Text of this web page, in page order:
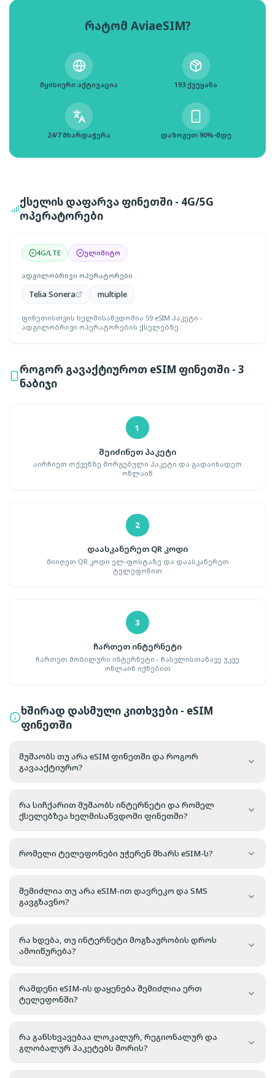
რატომ AviaeSIM?
მყისიერი აქტივაცია 193 ქვეყანა
24/7 მხარდაჭერა დაზოგეთ 90%-მდე
ქსელის დაფარვა ფინეთში - 4G/5G
ოპერატორები
4G/LTE ულიმიტო
ადგილობრივი ოპერატორები
Telia Sonera multiple
ფინეთისთვის ხელმისაწვდომია 59 eSIM პაკეტი -
ადგილობრივი ოპერატორების ქსელებზე.
როგორ გავაქტიუროთ eSIM ფინეთში - 3
ნაბიჯი
1
შეიძინეთ პაკეტი
აირჩიეთ თქვენზე მორგებული პაკეტი და გადაიხადეთ
ონლაინ
2
დაასკანერეთ QR კოდი
მიიღეთ QR კოდი ელ-ფოსტაზე და დაასკანერეთ
ტელეფონით
3
ჩართეთ ინტერნეტი
ჩართეთ მობილური ინტერნეტი - ჩასვლისთანავე უკვე
ონლაინ იქნებით
ხშირად დასმული კითხვები - eSIM
ფინეთში
მუშაობს თუ არა eSIM ფინეთში და როგორ
გავააქტიურო?
რა სიჩქარით მუშაობს ინტერნეტი და რომელ
ქსელებზეა ხელმისაწვდომი ფინეთში?
რომელი ტელეფონები უჭერენ მხარს eSIM-ს?
შემიძლია თუ არა eSIM-ით დავრეკო და SMS
გავგზავნო?
რა ხდება, თუ ინტერნეტი მოგზაურობის დროს
ამოიწურება?
რამდენი eSIM-ის დაყენება შემიძლია ერთ
ტელეფონში?
რა განსხვავებაა ლოკალურ, რეგიონალურ და
გლობალურ პაკეტებს შორის?